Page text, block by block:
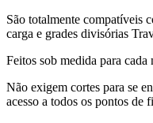
São totalmente compatíveis
carga e grades divisórias
Feitos sob medida para cada
Não exigem cortes para se
acesso a todos os pontos de